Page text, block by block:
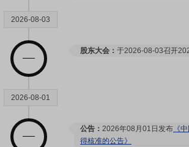
2026-08-03
股东大会： 于2026-08-03召开
2026-08-01
公告： 2026年08月01日发布 《
得核准的公告》